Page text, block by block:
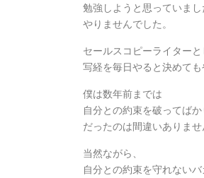
勉強しようと思っていまし
やりませんでした。
セールスコピーライターと
写経を毎日やると決めても
僕は数年前までは
自分との約束を破ってばか
だったのは間違いありませ
当然ながら、
自分との約束を守れない